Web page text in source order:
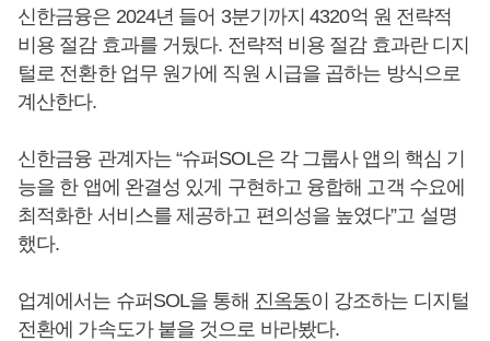
신한금융은 2024년 들어 3분기까지 4320억 원 전략적
비용 절감 효과를 거뒀다. 전략적 비용 절감 효과란 디지
털로 전환한 업무 원가에 직원 시급을 곱하는 방식으로
계산한다.
신한금융 관계자는 “슈퍼SOL은 각 그룹사 앱의 핵심 기
능을 한 앱에 완결성 있게 구현하고 융합해 고객 수요에
최적화한 서비스를 제공하고 편의성을 높였다”고 설명
했다.
업계에서는 슈퍼SOL을 통해 진옥동이 강조하는 디지털
전환에 가속도가 붙을 것으로 바라봤다.